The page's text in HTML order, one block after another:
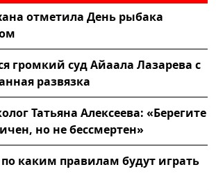
отметила День рыбака
громкий суд Айаала Лазарева с
развязка
Татьяна Алексеева: «Берегите
но не бессмертен»
по каким правилам будут играть